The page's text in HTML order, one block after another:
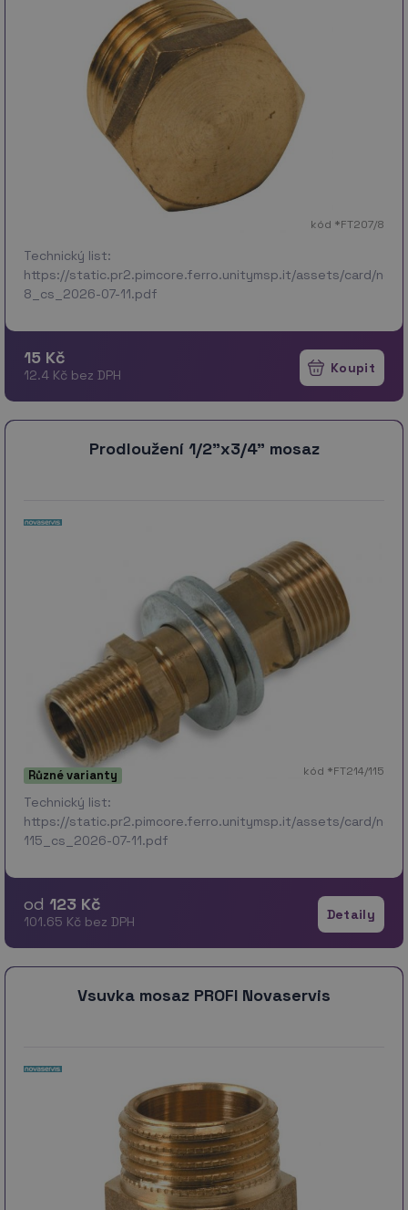
kód *FT207/8
Technický list:
https://static.pr2.pimcore.ferro.unitymsp.it/assets/card/
8_cs_2026-07-11.pdf
15 Kč
12.4 Kč bez DPH
Prodloužení 1/2"x3/4" mosaz
kód *FT214/115
Různé varianty
Technický list:
https://static.pr2.pimcore.ferro.unitymsp.it/assets/card/
115_cs_2026-07-11.pdf
Detaily
od 123 Kč
101.65 Kč bez DPH
Vsuvka mosaz PROFI Novaservis